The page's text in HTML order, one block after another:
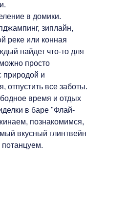
в домики.
зиплайн,
реке или конная
найдет что-то для
просто
природой и
отпустить все заботы.
время и отдых
в баре "Флай-
познакомимся,
вкусный глинтвейн